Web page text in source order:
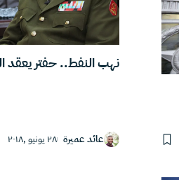
نهب النفط.. حفتر يعقد
عائد عميرة ٢٨ يونيو ,٢٠١٨